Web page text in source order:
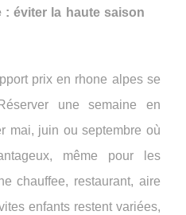
: éviter la haute saison
prix en rhone alpes se
une semaine en
mai, juin ou septembre où
même pour les
chauffee, restaurant, aire
enfants restent variées,